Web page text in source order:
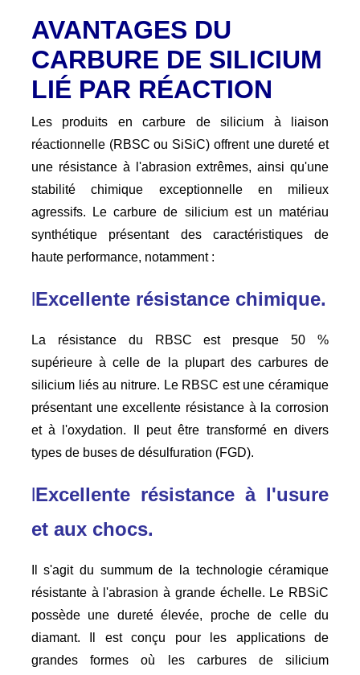
AVANTAGES DU
CARBURE DE SILICIUM
LIÉ PAR RÉACTION
Les produits en carbure de silicium à liaison
réactionnelle (RBSC ou SiSiC) offrent une dureté et
une résistance à l'abrasion extrêmes, ainsi qu'une
stabilité chimique exceptionnelle en milieux
agressifs. Le carbure de silicium est un matériau
synthétique présentant des caractéristiques de
haute performance, notamment :
lExcellente résistance chimique.
La résistance du RBSC est presque 50 %
supérieure à celle de la plupart des carbures de
silicium liés au nitrure. Le RBSC est une céramique
présentant une excellente résistance à la corrosion
et à l'oxydation. Il peut être transformé en divers
types de buses de désulfuration (FGD).
lExcellente résistance à l'usure
et aux chocs.
Il s'agit du summum de la technologie céramique
résistante à l'abrasion à grande échelle. Le RBSiC
possède une dureté élevée, proche de celle du
diamant. Il est conçu pour les applications de
grandes formes où les carbures de silicium